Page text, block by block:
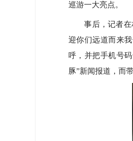
巡游一大亮点。
事后，记者在村
迎你们远道而来
呼，并把手机号
豚”新闻报道，而